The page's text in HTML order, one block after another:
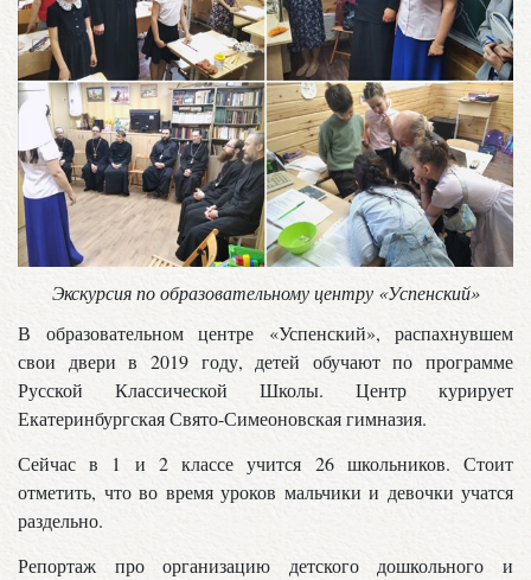
Экскурсия по образовательному центру «Успенский»
В образовательном центре «Успенский», распахнувшем
свои двери в 2019 году, детей обучают по программе
Русской Классической Школы. Центр курирует
Екатеринбургская Свято-Симеоновская гимназия.
Сейчас в 1 и 2 классе учится 26 школьников. Стоит
отметить, что во время уроков мальчики и девочки учатся
раздельно.
Репортаж про организацию детского дошкольного и